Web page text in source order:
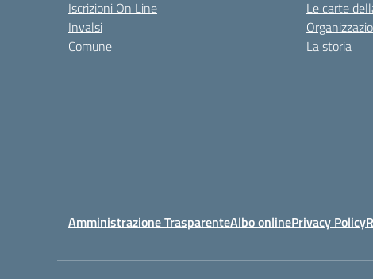
Iscrizioni On Line
Invalsi
Comune
Le carte
La storia
Amministrazione TrasparenteAlbo onlinePrivacy Policy